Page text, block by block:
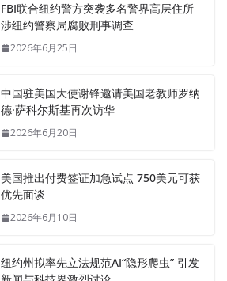
FBI联合纽约警方突袭多名警界高层住所
涉纽约警察局腐败刑事调查
2026年6月25日
中国驻美国大使谢锋邀请美国老教师罗纳
德·萨科尔斯基再次访华
2026年6月20日
美国推出付费签证加急试点 750美元可获
优先面谈
2026年6月10日
纽约州拟率先立法规范AI“隐形爬虫” 引发